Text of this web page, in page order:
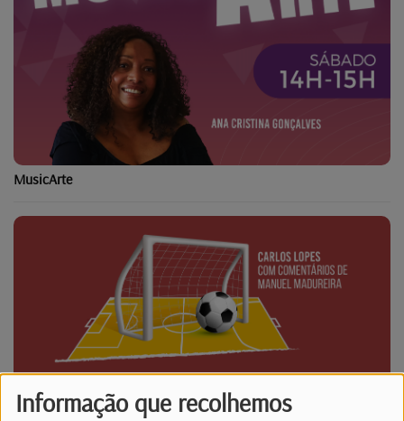
Informação que recolhemos
MusicArte